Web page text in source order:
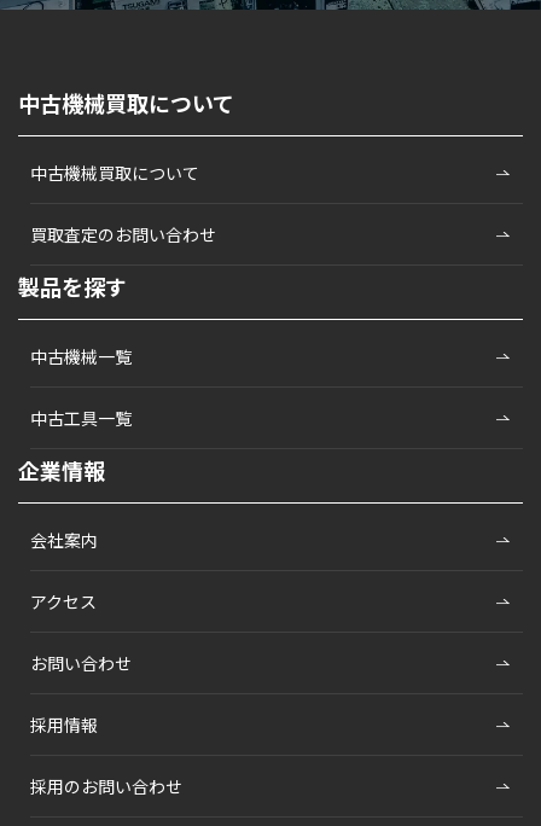
中古機械買取について
中古機械買取について
買取査定のお問い合わせ
製品を探す
中古機械一覧
中古工具一覧
企業情報
会社案内
アクセス
お問い合わせ
採用情報
採用のお問い合わせ